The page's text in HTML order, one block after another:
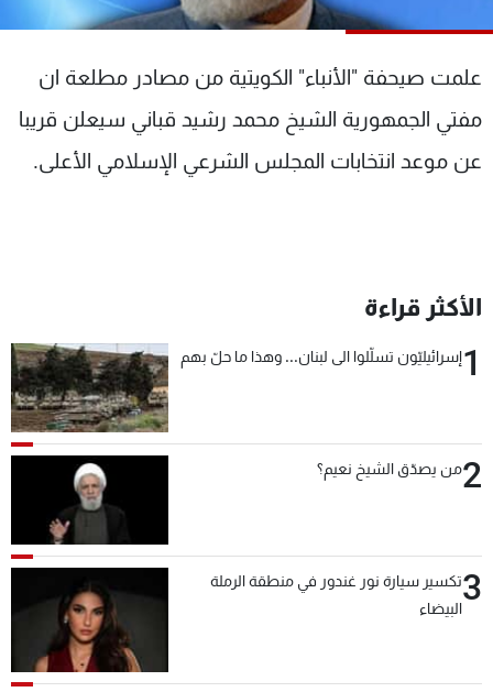
علمت صيحفة "الأنباء" الكويتية من مصادر مطلعة ان
مفتي الجمهورية الشيخ محمد رشيد قباني سيعلن قريبا
عن موعد انتخابات المجلس الشرعي الإسلامي الأعلى.
الأكثر قراءة
1إسرائيليّون تسلّلوا الى لبنان... وهذا ما حلّ بهم
2من يصدّق الشيخ نعيم؟
3تكسير سيارة نور غندور في منطقة الرملة
البيضاء
جدول البرامج
الترددات
الإنـتـاج
تواصل معنا